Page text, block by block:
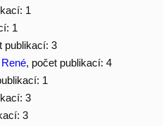
1
1
publikací: 3
, počet publikací: 4
1
3
3